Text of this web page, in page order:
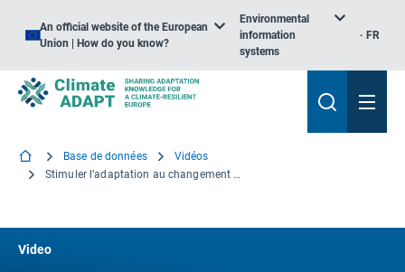
An official website of the European
Union | How do you know?
Environmental
information
systems
FR
Base de données
Vidéos
Stimuler l’adaptation au changement climatique: Connaissances et outils au niveau national et au niveau de l’UE pour la Pologne
Video